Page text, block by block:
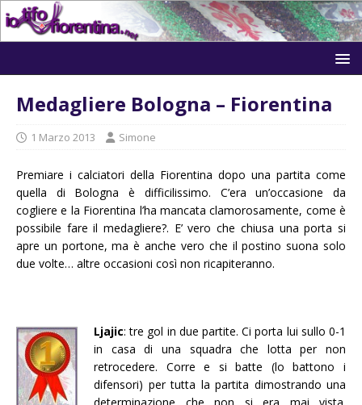
Medagliere Bologna – Fiorentina
1 Marzo 2013 Simone
Premiare i calciatori della Fiorentina dopo una partita come
quella di Bologna è difficilissimo. C’era un’occasione da
cogliere e la Fiorentina l’ha mancata clamorosamente, come è
possibile fare il medagliere?. E’ vero che chiusa una porta si
apre un portone, ma è anche vero che il postino suona solo
due volte… altre occasioni così non ricapiteranno.
Ljajic: tre gol in due partite. Ci porta lui sullo 0-1
in casa di una squadra che lotta per non
retrocedere. Corre e si batte (lo battono i
difensori) per tutta la partita dimostrando una